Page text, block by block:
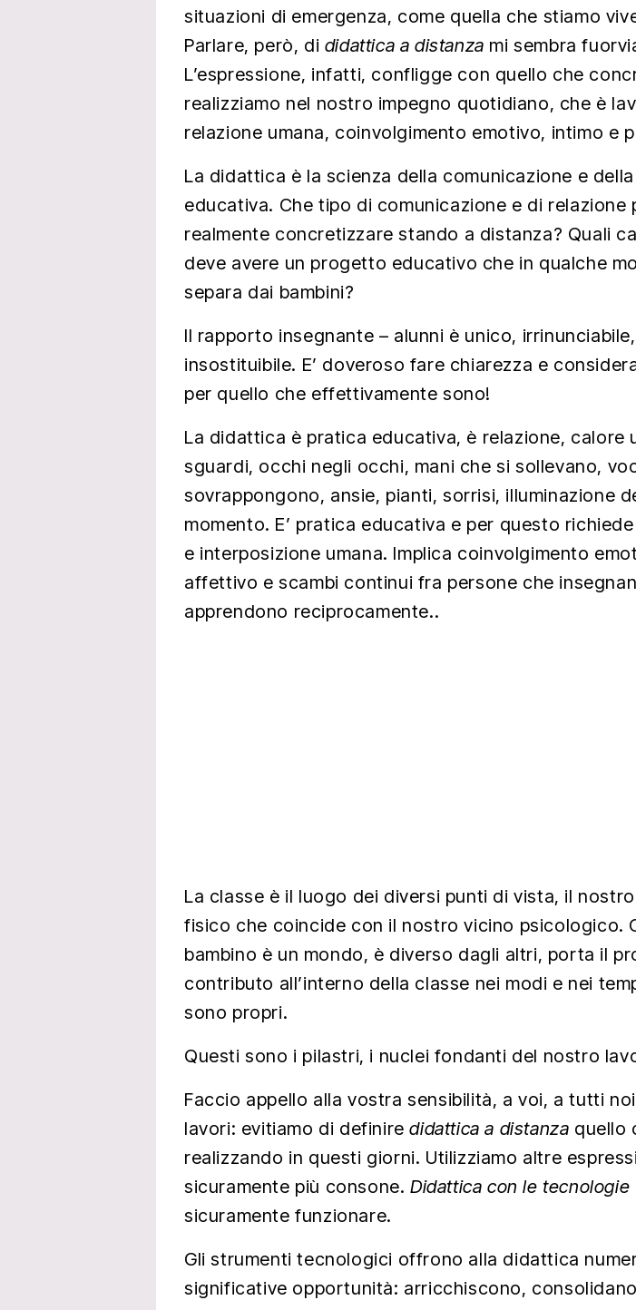
situazioni di emergenza, come quella che stiamo
Parlare, però, di didattica a distanza mi sembra
L’espressione, infatti, confligge con quello che
realizziamo nel nostro impegno quotidiano, che è
relazione umana, coinvolgimento emotivo, intimo e
La didattica è la scienza della comunicazione e
educativa. Che tipo di comunicazione e di relazione
realmente concretizzare stando a distanza? Quali
deve avere un progetto educativo che in qualche
separa dai bambini?
Il rapporto insegnante – alunni è unico, irrinunciabile,
insostituibile. E’ doveroso fare chiarezza e
per quello che effettivamente sono!
La didattica è pratica educativa, è relazione, calore
sguardi, occhi negli occhi, mani che si sollevano,
sovrappongono, ansie, pianti, sorrisi, illuminazione
momento. E’ pratica educativa e per questo
e interposizione umana. Implica coinvolgimento
affettivo e scambi continui fra persone che
apprendono reciprocamente..
La classe è il luogo dei diversi punti di vista, il
fisico che coincide con il nostro vicino psicologico.
bambino è un mondo, è diverso dagli altri, porta il
contributo all’interno della classe nei modi e nei
sono propri.
Questi sono i pilastri, i nuclei fondanti del nostro
Faccio appello alla vostra sensibilità, a voi, a tutti
lavori: evitiamo di definiredidattica a distanza quello
realizzando in questi giorni. Utilizziamo altre
sicuramente più consone.Didattica con le tecnologie
sicuramente funzionare.
Gli strumenti tecnologici offrono alla didattica
significative opportunità: arricchiscono,